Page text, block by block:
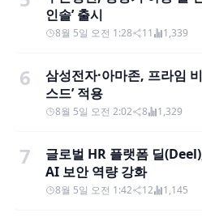
인솔’ 출시
8월 5일 오전 1:28 11 1,339
6
삼성전자·아마존, 프라임
스드’ 적용
8월 5일 오전 2:02 8 1,329
7
글로벌 HR 플랫폼 딜
AI 보안 역량 강화
8월 5일 오전 1:42 12 1,145